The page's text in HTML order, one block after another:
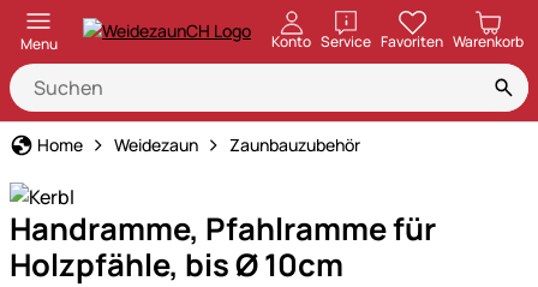
Menu Konto ServiceöffnenFavoriten Warenkorb
Home Weidezaun Zaunbauzubehör
Handramme, Pfahlramme für
Holzpfähle, bis Ø 10cm